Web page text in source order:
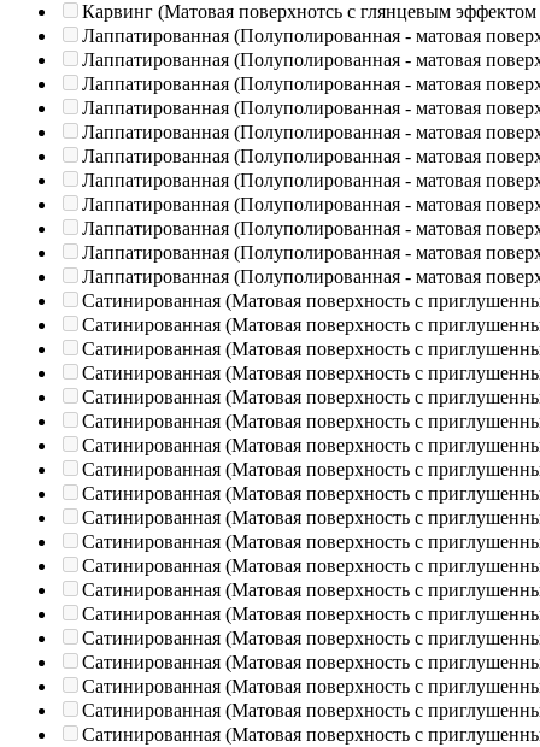
Карвинг (Матовая поверхнотсь с глянцевым эффектом
Лаппатированная (Полуполированная - матовая
Лаппатированная (Полуполированная - матовая
Лаппатированная (Полуполированная - матовая
Лаппатированная (Полуполированная - матовая
Лаппатированная (Полуполированная - матовая
Лаппатированная (Полуполированная - матовая
Лаппатированная (Полуполированная - матовая
Лаппатированная (Полуполированная - матовая
Лаппатированная (Полуполированная - матовая
Лаппатированная (Полуполированная - матовая
Лаппатированная (Полуполированная - матовая
Сатинированная (Матовая поверхность с
Сатинированная (Матовая поверхность с
Сатинированная (Матовая поверхность с
Сатинированная (Матовая поверхность с
Сатинированная (Матовая поверхность с
Сатинированная (Матовая поверхность с
Сатинированная (Матовая поверхность с
Сатинированная (Матовая поверхность с
Сатинированная (Матовая поверхность с
Сатинированная (Матовая поверхность с
Сатинированная (Матовая поверхность с
Сатинированная (Матовая поверхность с
Сатинированная (Матовая поверхность с
Сатинированная (Матовая поверхность с
Сатинированная (Матовая поверхность с
Сатинированная (Матовая поверхность с
Сатинированная (Матовая поверхность с
Сатинированная (Матовая поверхность с
Сатинированная (Матовая поверхность с